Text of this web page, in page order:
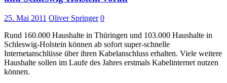
25. Mai 2011 Oliver Springer 0
Rund 160.000 Haushalte in Thüringen und 103.000 Haushalte in
Schleswig-Holstein können ab sofort super-schnelle
Internetanschlüsse über ihren Kabelanschluss erhalten. Viele weitere
Haushalte sollen im Laufe des Jahres erstmals Kabelinternet nutzen
können.